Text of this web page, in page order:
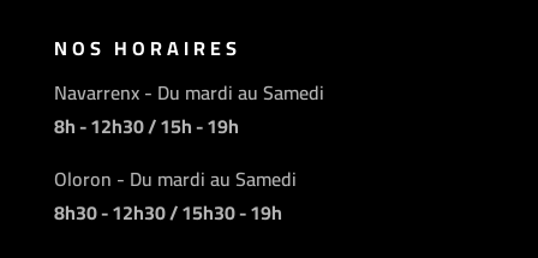
NOS HORAIRES
Navarrenx - Du mardi au Samedi
8h - 12h30 / 15h - 19h
Oloron - Du mardi au Samedi
8h30 - 12h30 / 15h30 - 19h